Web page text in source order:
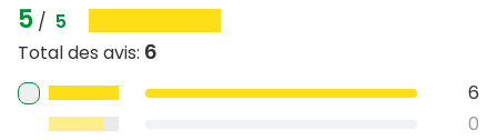
5 / 5
Total des avis: 6
6
0